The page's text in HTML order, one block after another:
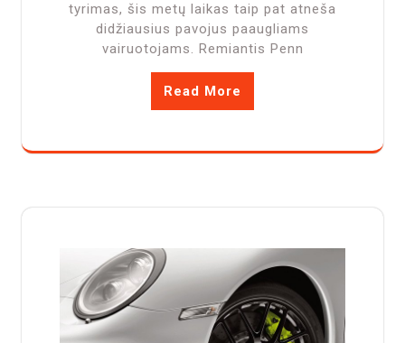
tyrimas, šis metų laikas taip pat atneša
didžiausius pavojus paaugliams
vairuotojams. Remiantis Penn
Read More